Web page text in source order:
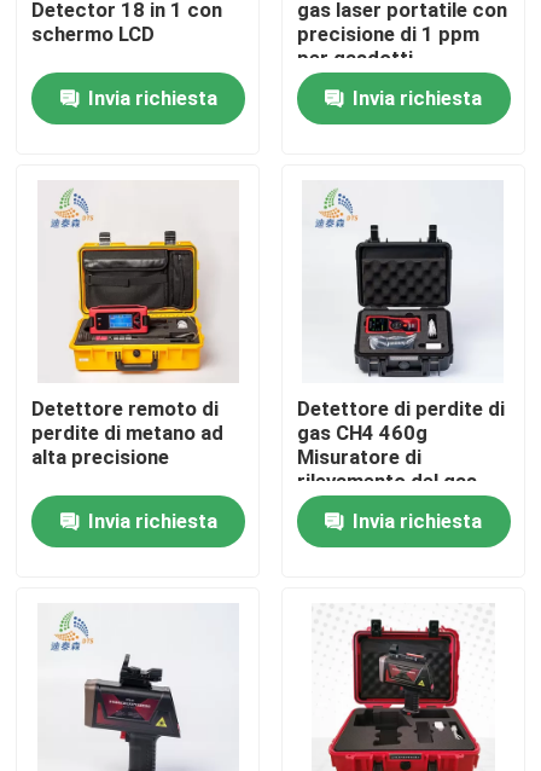
Casa
Video
Chi siamo
Fatory Tour
Controllo di qualità
Contattaci
Richiedere un preventivo
Metro livellato del radar
Sensore livellato del radar
Detector 18 in 1 con
schermo LCD
Invia richiesta
gas laser portatile con
precisione di 1 ppm
per gasdotti
Invia richiesta
Detettore remoto di
perdite di metano ad
alta precisione
Invia richiesta
Detettore di perdite di
gas CH4 460g
Misuratore di
rilevamento del gas
naturale leggero
Invia richiesta